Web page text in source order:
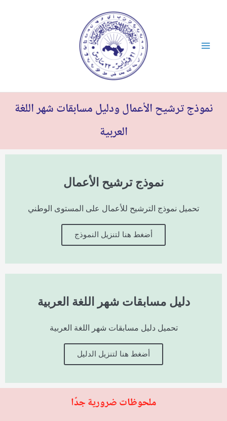
نموذج ترشيح الأعمال ودليل مسابقات شهر اللغة
العربية
نموذج ترشيح الأعمال
تحميل نموذج الترشيح للأعمال على المستوى الوطني
أضغط هنا لتنزيل النموذج
دليل مسابقات شهر اللغة العربية
تحميل دليل مسابقات شهر اللغة العربية
أضغط هنا لتنزيل الدليل
ملحوظات ضرورية جدًا